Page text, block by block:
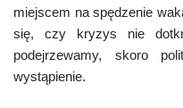
miejscem na spędzenie
się, czy kryzys nie
podejrzewamy, skoro
wystąpienie.